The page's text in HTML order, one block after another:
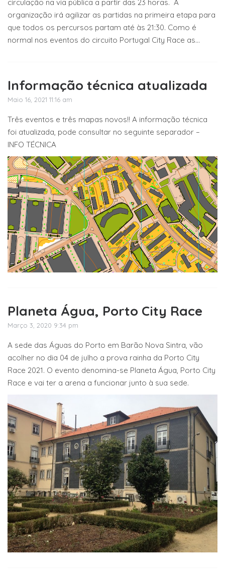
circulação na via pública a partir das 23 horas. A
organização irá agilizar as partidas na primeira etapa para
que todos os percursos partam até às 21:30. Como é
normal nos eventos do circuito Portugal City Race as...
Informação técnica atualizada
Maio 16, 2021 11:16 am
Três eventos e três mapas novos!! A informação técnica
foi atualizada, pode consultar no seguinte separador –
INFO TÉCNICA
Planeta Água, Porto City Race
Março 3, 2020 9:34 pm
A sede das Águas do Porto em Barão Nova Sintra, vão
acolher no dia 04 de julho a prova rainha da Porto City
Race 2021. O evento denomina-se Planeta Água, Porto City
Race e vai ter a arena a funcionar junto à sua sede.